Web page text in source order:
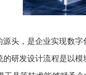
头，是企业实现数
研发设计流程是以